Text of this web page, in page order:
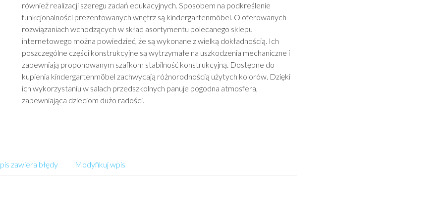
również realizacji szeregu zadań edukacyjnych. Sposobem na podkreślenie
funkcjonalności prezentowanych wnętrz są kindergartenmöbel. O oferowanych
rozwiązaniach wchodzących w skład asortymentu polecanego sklepu
internetowego można powiedzieć, że są wykonane z wielką dokładnością. Ich
poszczególne części konstrukcyjne są wytrzymałe na uszkodzenia mechaniczne i
zapewniają proponowanym szafkom stabilność konstrukcyjną. Dostępne do
kupienia kindergartenmöbel zachwycają różnorodnością użytych kolorów. Dzięki
ich wykorzystaniu w salach przedszkolnych panuje pogodna atmosfera,
zapewniająca dzieciom dużo radości.
zawiera błędy Modyfikuj wpis